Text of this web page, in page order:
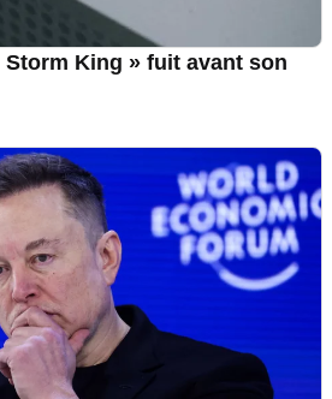
King » fuit avant son